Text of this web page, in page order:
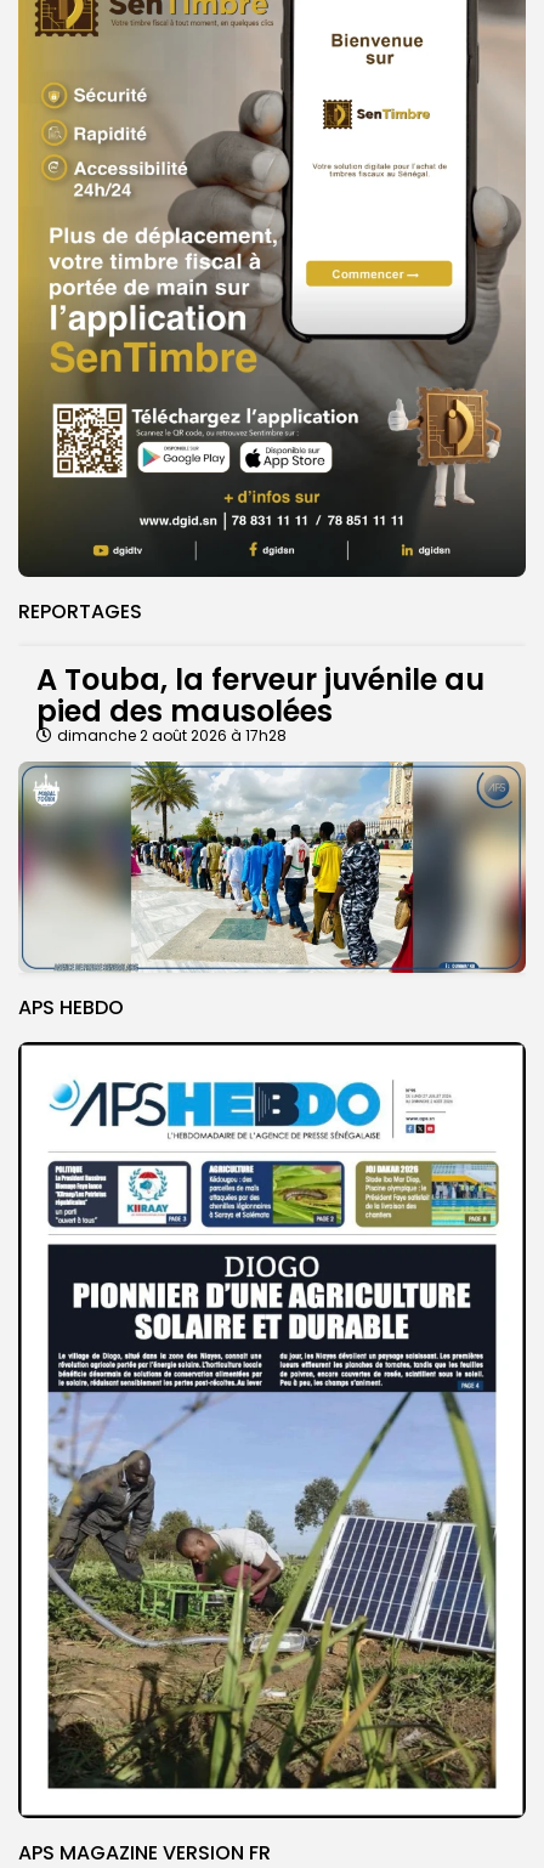
REPORTAGES
A Touba, la ferveur juvénile au
pied des mausolées
dimanche 2 août 2026 à 17h28
APS HEBDO
APS MAGAZINE VERSION FR